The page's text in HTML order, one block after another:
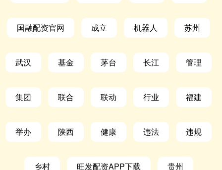
国融配资官网 成立 机器人 苏州
武汉 基金 茅台 长江 管理
集团 联合 联动 行业 福建
举办 陕西 健康 违法 违规
乡村 旺发配资APP下载 贵州